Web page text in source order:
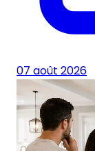
07 août 2026